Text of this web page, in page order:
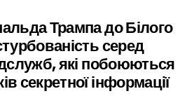
Трампа до Білого
серед
які побоюються
секретної інформації